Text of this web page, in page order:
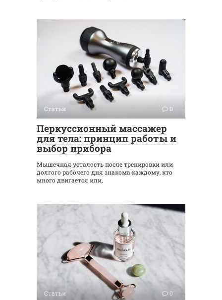
Статьи 0
Перкуссионный массажер
для тела: принцип работы и
выбор прибора
Мышечная усталость после тренировки или
долгого рабочего дня знакома каждому, кто
много двигается или,
Статьи 0